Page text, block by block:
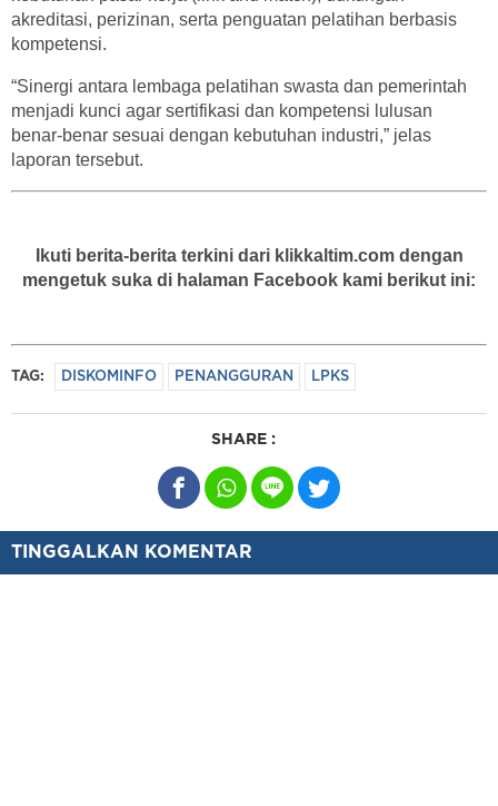
akreditasi, perizinan, serta penguatan pelatihan berbasis
kompetensi.
“Sinergi antara lembaga pelatihan swasta dan pemerintah
menjadi kunci agar sertifikasi dan kompetensi lulusan
benar-benar sesuai dengan kebutuhan industri,” jelas
laporan tersebut.
Ikuti berita-berita terkini dari klikkaltim.com dengan
mengetuk suka di halaman Facebook kami berikut ini:
TAG: DISKOMINFO PENANGGURAN LPKS
SHARE :
TINGGALKAN KOMENTAR